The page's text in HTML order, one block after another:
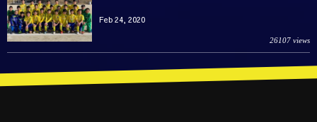
Feb 24, 2020
26107 views